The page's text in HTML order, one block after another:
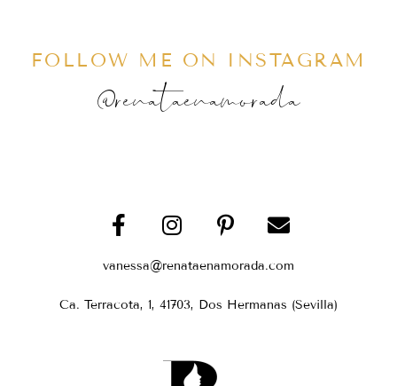
FOLLOW ME ON INSTAGRAM
@renataenamorada
vanessa@renataenamorada.com
Ca. Terracota, 1, 41703, Dos Hermanas (Sevilla)